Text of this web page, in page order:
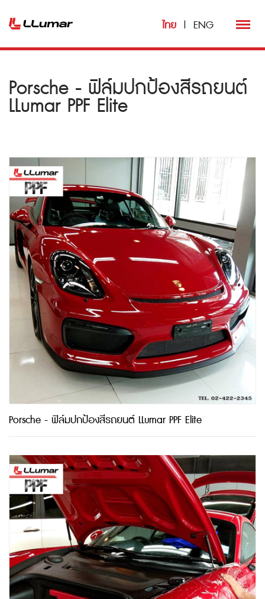
ไทย | ENG
Porsche - ฟิล์มปกป้องสีรถยนต์
LLumar PPF Elite
Porsche - ฟิล์มปกป้องสีรถยนต์ LLumar PPF Elite